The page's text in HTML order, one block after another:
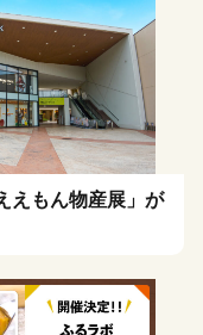
えもん物産展」が